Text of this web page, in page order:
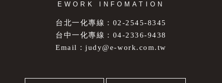
EWORK INFOMATION
台北一化專線：02-2545-8345
台中一化專線：04-2336-9438
Email：judy@e-work.com.tw